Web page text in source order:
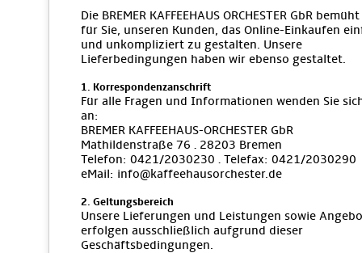
Die BREMER KAFFEEHAUS ORCHESTER GbR
für Sie, unseren Kunden, das Online-Einkaufen
und unkompliziert zu gestalten. Unsere
Lieferbedingungen haben wir ebenso gestaltet.
1. Korrespondenzanschrift
Für alle Fragen und Informationen wenden Sie
an:
BREMER KAFFEEHAUS-ORCHESTER GbR
Mathildenstraße 76 · 28203 Bremen
Telefon: 0421/2030230 · Telefax: 0421/2030290
eMail: info@kaffeehausorchester.de
2. Geltungsbereich
Unsere Lieferungen und Leistungen sowie
erfolgen ausschließlich aufgrund dieser
Geschäftsbedingungen.